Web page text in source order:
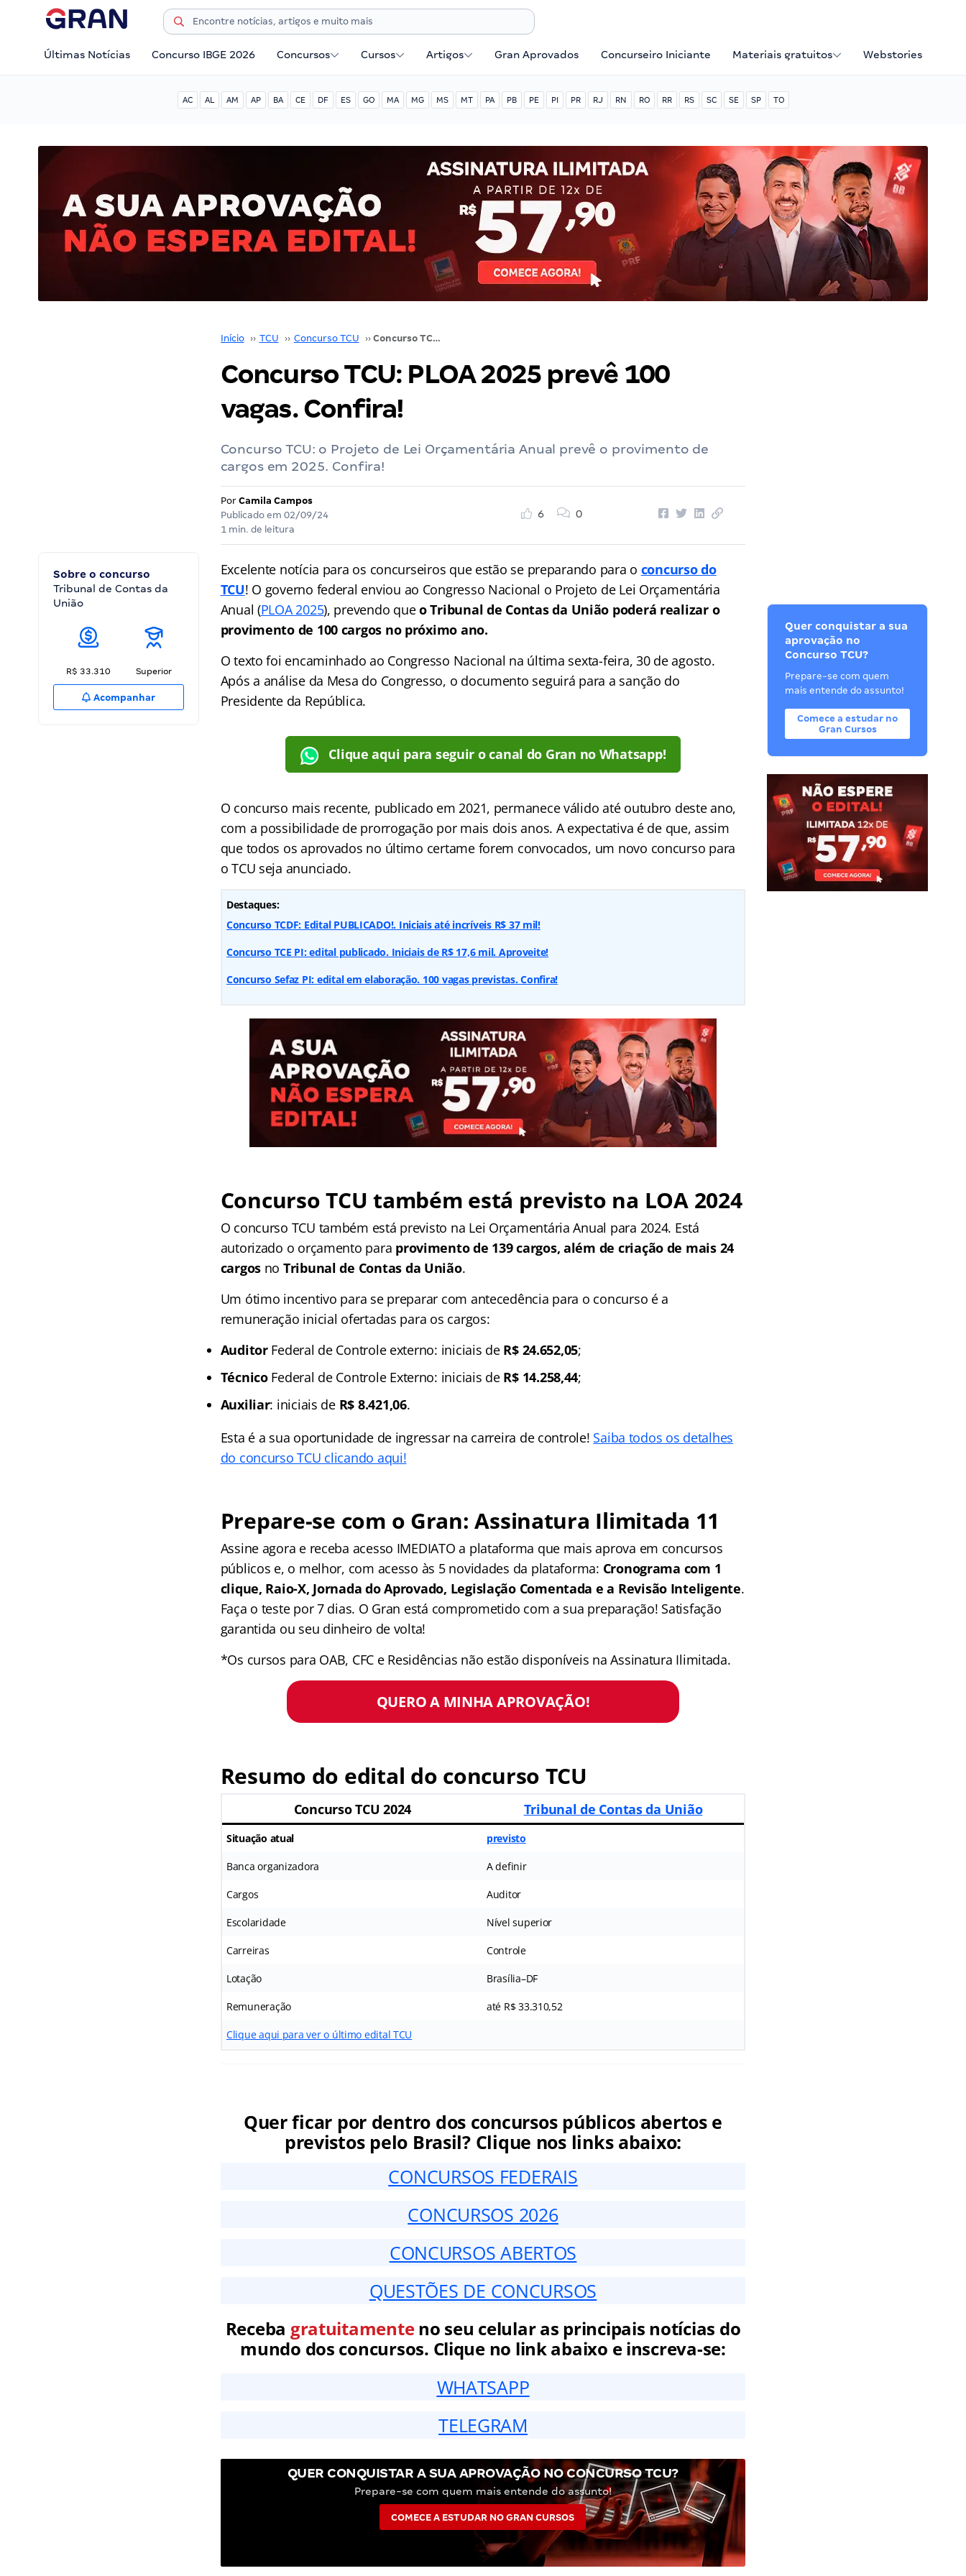
Últimas Notícias Concurso IBGE 2026 Concursos Cursos Artigos Gran Aprovados Concurseiro Iniciante Materiais gratuitos Webstories
AC AL AM AP BA CE DF ES GO MA MG MS MT PA PB PE PI PR RJ RN RO RR RS SC SE SP TO
Início ›› TCU ›› Concurso TCU ›› Concurso TCU: PLOA 2025 prevê 100 vagas. Confira!
Concurso TCU: PLOA 2025 prevê 100
vagas. Confira!
Concurso TCU: o Projeto de Lei Orçamentária Anual prevê o provimento de
cargos em 2025. Confira!
Por Camila Campos
Publicado em 02/09/24
1 min. de leitura
6 0
Sobre o concurso
Tribunal de Contas da
União
R$ 33.310 Superior
Acompanhar
Excelente notícia para os concurseiros que estão se preparando para o concurso do
TCU! O governo federal enviou ao Congresso Nacional o Projeto de Lei Orçamentária
Anual (PLOA 2025), prevendo queo Tribunal de Contas da União poderá realizar o
provimento de 100 cargos no próximo ano.
O texto foi encaminhado ao Congresso Nacional na última sexta-feira, 30 de agosto.
Após a análise da Mesa do Congresso, o documento seguirá para a sanção do
Presidente da República.
Clique aqui para seguir o canal do Gran no Whatsapp!
O concurso mais recente, publicado em 2021, permanece válido até outubro deste ano,
com a possibilidade de prorrogação por mais dois anos. A expectativa é de que, assim
que todos os aprovados no último certame forem convocados, um novo concurso para
o TCU seja anunciado.
Destaques:
Concurso TCDF: Edital PUBLICADO!. Iniciais até incríveis R$ 37 mil!
Concurso TCE PI: edital publicado. Iniciais de R$ 17,6 mil. Aproveite!
Concurso Sefaz PI: edital em elaboração. 100 vagas previstas. Confira!
Concurso TCU também está previsto na LOA 2024
O concurso TCU também está previsto na Lei Orçamentária Anual para 2024. Está
autorizado o orçamento para provimento de 139 cargos, além de criação de mais 24
cargosno Tribunal de Contas da União.
Um ótimo incentivo para se preparar com antecedência para o concurso é a
remuneração inicial ofertadas para os cargos:
Auditor Federal de Controle externo: iniciais de R$ 24.652,05;
TécnicoFederal de Controle Externo: iniciais de R$ 14.258,44;
Auxiliar: iniciais deR$ 8.421,06.
Esta é a sua oportunidade de ingressar na carreira de controle! Saiba todos os detalhes
do concurso TCU clicando aqui!
Prepare-se com o Gran: Assinatura Ilimitada 11
Assine agora e receba acesso IMEDIATO a plataforma que mais aprova em concursos
públicos e, o melhor, com acesso às 5 novidades da plataforma: Cronograma com 1
clique, Raio-X, Jornada do Aprovado, Legislação Comentada e a Revisão Inteligente.
Faça o teste por 7 dias. O Gran está comprometido com a sua preparação! Satisfação
garantida ou seu dinheiro de volta!
*Os cursos para OAB, CFC e Residências não estão disponíveis na Assinatura Ilimitada.
QUERO A MINHA APROVAÇÃO!
Resumo do edital do concurso TCU
Concurso TCU 2024 Tribunal de Contas da União
Situação atual previsto
Banca organizadora A definir
Cargos Auditor
Escolaridade Nível superior
Carreiras Controle
Lotação Brasília–DF
Remuneração até R$ 33.310,52
Clique aqui para ver o último edital TCU
Quer ficar por dentro dos concursos públicos abertos e
previstos pelo Brasil? Clique nos links abaixo:
CONCURSOS FEDERAIS
CONCURSOS 2026
CONCURSOS ABERTOS
QUESTÕES DE CONCURSOS
Receba gratuitamenteno seu celular as principais notícias do
mundo dos concursos. Clique no link abaixo e inscreva-se:
WHATSAPP
TELEGRAM
QUER CONQUISTAR A SUA APROVAÇÃO NO CONCURSO TCU?
Prepare-se com quem mais entende do assunto!
COMECE A ESTUDAR NO GRAN CURSOS
Quer conquistar a sua
aprovação no
Concurso TCU?
Prepare-se com quem
mais entende do assunto!
Comece a estudar no
Gran Cursos